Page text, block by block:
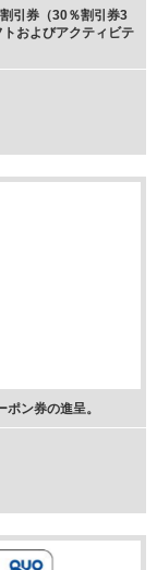
引券（30％割引券3
およびアクティビテ
ン券の進呈。